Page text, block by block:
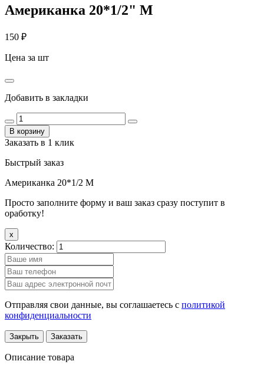
Американка 20*1/2" М
150 ₽
Цена за шт
Добавить в закладки
В корзину
Заказать в 1 клик
Быстрый заказ
Американка 20*1/2 М
Просто заполните форму и ваш заказ сразу поступит в
оработку!
x
Количество:
Отправляя свои данные, вы соглашаетесь с политикой
конфиденциальности
Закрыть Заказать
Описание товара